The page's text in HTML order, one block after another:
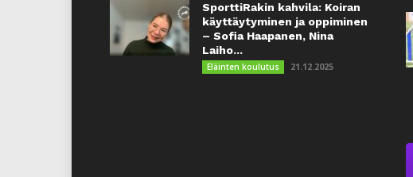
SporttiRakin kahvila: Koiran
käyttäytyminen ja oppiminen
– Sofia Haapanen, Nina
Laiho...
Eläinten koulutus 21.12.2025